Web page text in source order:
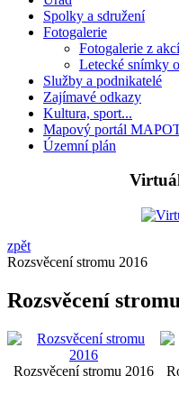
Spolky a sdružení
Fotogalerie
Fotogalerie z akcí
Letecké snímky
Služby a podnikatelé
Zajímavé odkazy
Kultura, sport...
Mapový portál
Územní plán
zpět
Rozsvěcení stromu 2016
Rozsvěcení
Rozsvěcení stromu 2016